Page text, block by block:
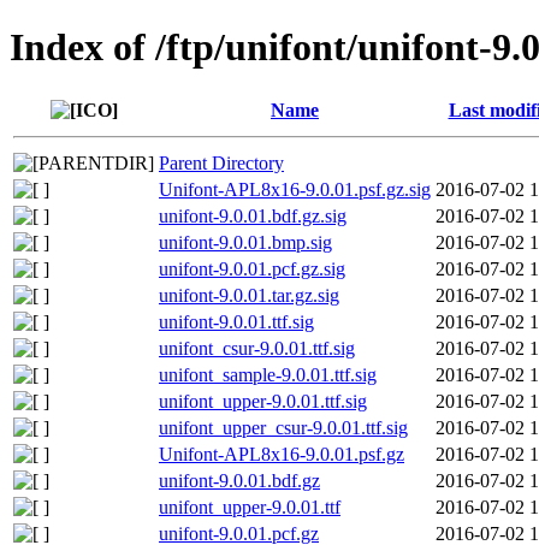
Index of /ftp/unifont/unifont-
Name Last
Parent Directory
Unifont-APL8x16-9.0.01.psf.gz.sig 2016-07-02
unifont-9.0.01.bdf.gz.sig
2016-07-02
unifont-9.0.01.bmp.sig
2016-07-02
unifont-9.0.01.pcf.gz.sig
2016-07-02
unifont-9.0.01.tar.gz.sig
2016-07-02
unifont-9.0.01.ttf.sig
2016-07-02
unifont_csur-9.0.01.ttf.sig
2016-07-02
unifont_sample-9.0.01.ttf.sig
2016-07-02
unifont_upper-9.0.01.ttf.sig
2016-07-02
unifont_upper_csur-9.0.01.ttf.sig
2016-07-02
Unifont-APL8x16-9.0.01.psf.gz
2016-07-02
unifont-9.0.01.bdf.gz
2016-07-02
unifont_upper-9.0.01.ttf
2016-07-02
unifont-9.0.01.pcf.gz
2016-07-02